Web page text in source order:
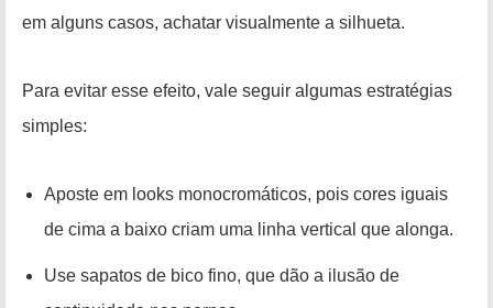
em alguns casos, achatar visualmente a silhueta.
Para evitar esse efeito, vale seguir algumas estratégias
simples:
Aposte em looks monocromáticos, pois cores iguais
de cima a baixo criam uma linha vertical que alonga.
Use sapatos de bico fino, que dão a ilusão de